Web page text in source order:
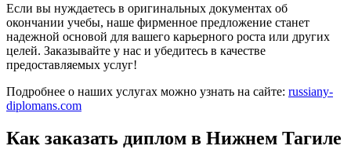
Если вы нуждаетесь в оригинальных документах об
окончании учебы, наше фирменное предложение станет
надежной основой для вашего карьерного роста или других
целей. Заказывайте у нас и убедитесь в качестве
предоставляемых услуг!
Подробнее о наших услугах можно узнать на сайте: russiany-
diplomans.com
Как заказать диплом в Нижнем Тагиле